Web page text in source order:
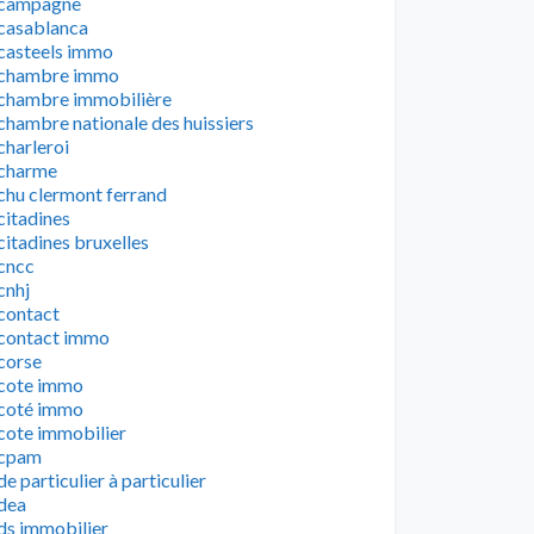
immo
immo
immobilière
nationale des huissiers
clermont ferrand
bruxelles
immo
immo
immo
immobilier
particulier à particulier
immobilier